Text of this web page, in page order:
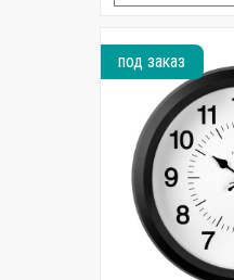
под заказ